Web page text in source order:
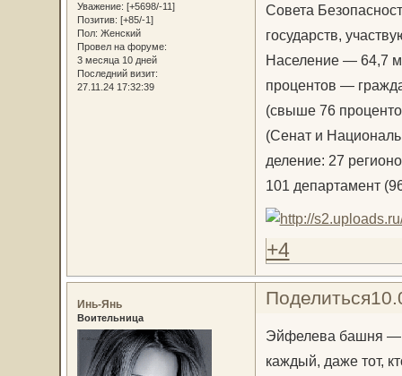
Уважение: [+5698/-11]
Позитив: [+85/-1]
Пол: Женский
Провел на форуме:
3 месяца 10 дней
Последний визит:
27.11.24 17:32:39
Совета
государств,
Население — 64,7
процентов —
(свыше 76
(Сенат и
деление: 27
101 департамент
+4
Поделиться
Инь-Янь
Воительница
Эйфелева башня —
каждый, даже тот,